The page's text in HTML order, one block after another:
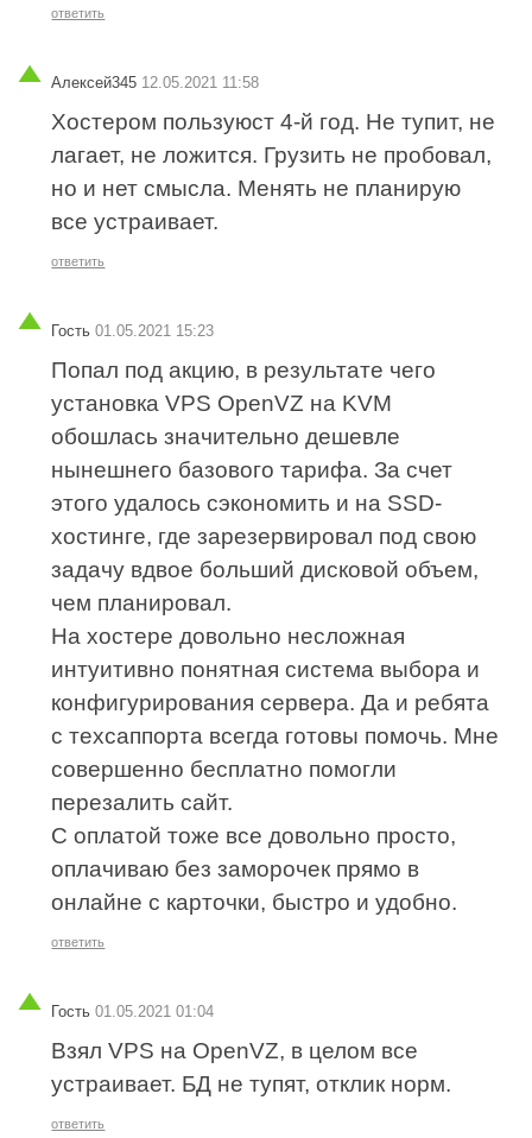
ответить
Алексей345 12.05.2021 11:58
Хостером пользуюст 4-й год. Не тупит, не
лагает, не ложится. Грузить не пробовал,
но и нет смысла. Менять не планирую
все устраивает.
ответить
Гость 01.05.2021 15:23
Попал под акцию, в результате чего
установка VPS OpenVZ на KVM
обошлась значительно дешевле
нынешнего базового тарифа. За счет
этого удалось сэкономить и на SSD-
хостинге, где зарезервировал под свою
задачу вдвое больший дисковой объем,
чем планировал.
На хостере довольно несложная
интуитивно понятная система выбора и
конфигурирования сервера. Да и ребята
с техсаппорта всегда готовы помочь. Мне
совершенно бесплатно помогли
перезалить сайт.
С оплатой тоже все довольно просто,
оплачиваю без заморочек прямо в
онлайне с карточки, быстро и удобно.
ответить
Гость 01.05.2021 01:04
Взял VPS на OpenVZ, в целом все
устраивает. БД не тупят, отклик норм.
ответить